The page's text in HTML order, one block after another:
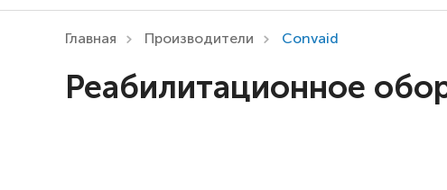
реабилитации для детей
Главная Производители Convaid
Реабилитационное